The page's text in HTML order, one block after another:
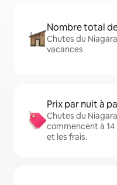
Nombre total
Chutes du
vacances
Prix par nuit à
Chutes du
commencent à 14
et les frais.